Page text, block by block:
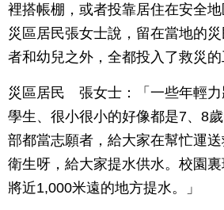
裡搭帳棚，或者投靠居住在安全地
災區居民張女士說，留在當地的
者和幼兒之外，全都投入了救災的
災區居民 張女士：「一些年輕力
學生、很小很小的好像都是7、8
部都當志願者，給大家在幫忙運
衛生呀，給大家提水供水。校園
將近1,000米遠的地方提水。」